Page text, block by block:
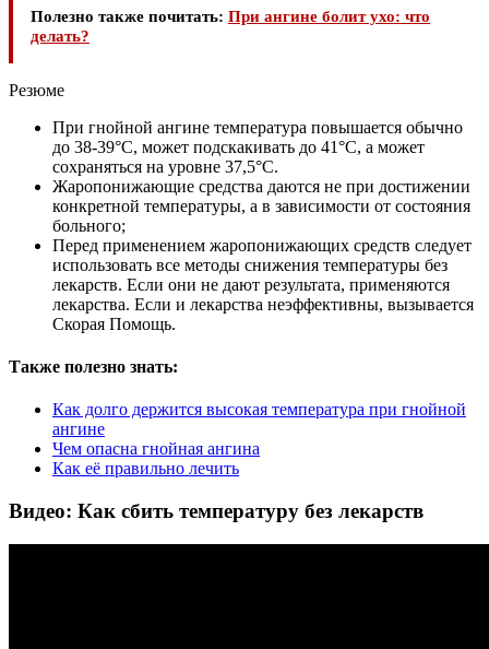
Полезно также почитать: При ангине болит ухо: что
делать?
Резюме
При гнойной ангине температура повышается обычно
до 38-39°С, может подскакивать до 41°С, а может
сохраняться на уровне 37,5°С.
Жаропонижающие средства даются не при достижении
конкретной температуры, а в зависимости от состояния
больного;
Перед применением жаропонижающих средств следует
использовать все методы снижения температуры без
лекарств. Если они не дают результата, применяются
лекарства. Если и лекарства неэффективны, вызывается
Скорая Помощь.
Также полезно знать:
Как долго держится высокая температура при гнойной
ангине
Чем опасна гнойная ангина
Как её правильно лечить
Видео: Как сбить температуру без лекарств